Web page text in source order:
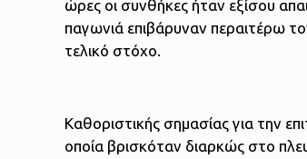
ώρες οι συνθήκες ήταν εξίσου
παγωνιά επιβάρυναν περαιτέρω
τελικό στόχο.
Καθοριστικής σημασίας για την
οποία βρισκόταν διαρκώς στο